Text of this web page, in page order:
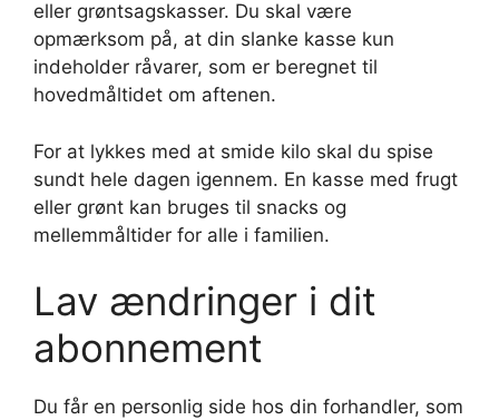
eller grøntsagskasser. Du skal være
opmærksom på, at din slanke kasse kun
indeholder råvarer, som er beregnet til
hovedmåltidet om aftenen.
For at lykkes med at smide kilo skal du spise
sundt hele dagen igennem. En kasse med frugt
eller grønt kan bruges til snacks og
mellemmåltider for alle i familien.
Lav ændringer i dit
abonnement
Du får en personlig side hos din forhandler, som